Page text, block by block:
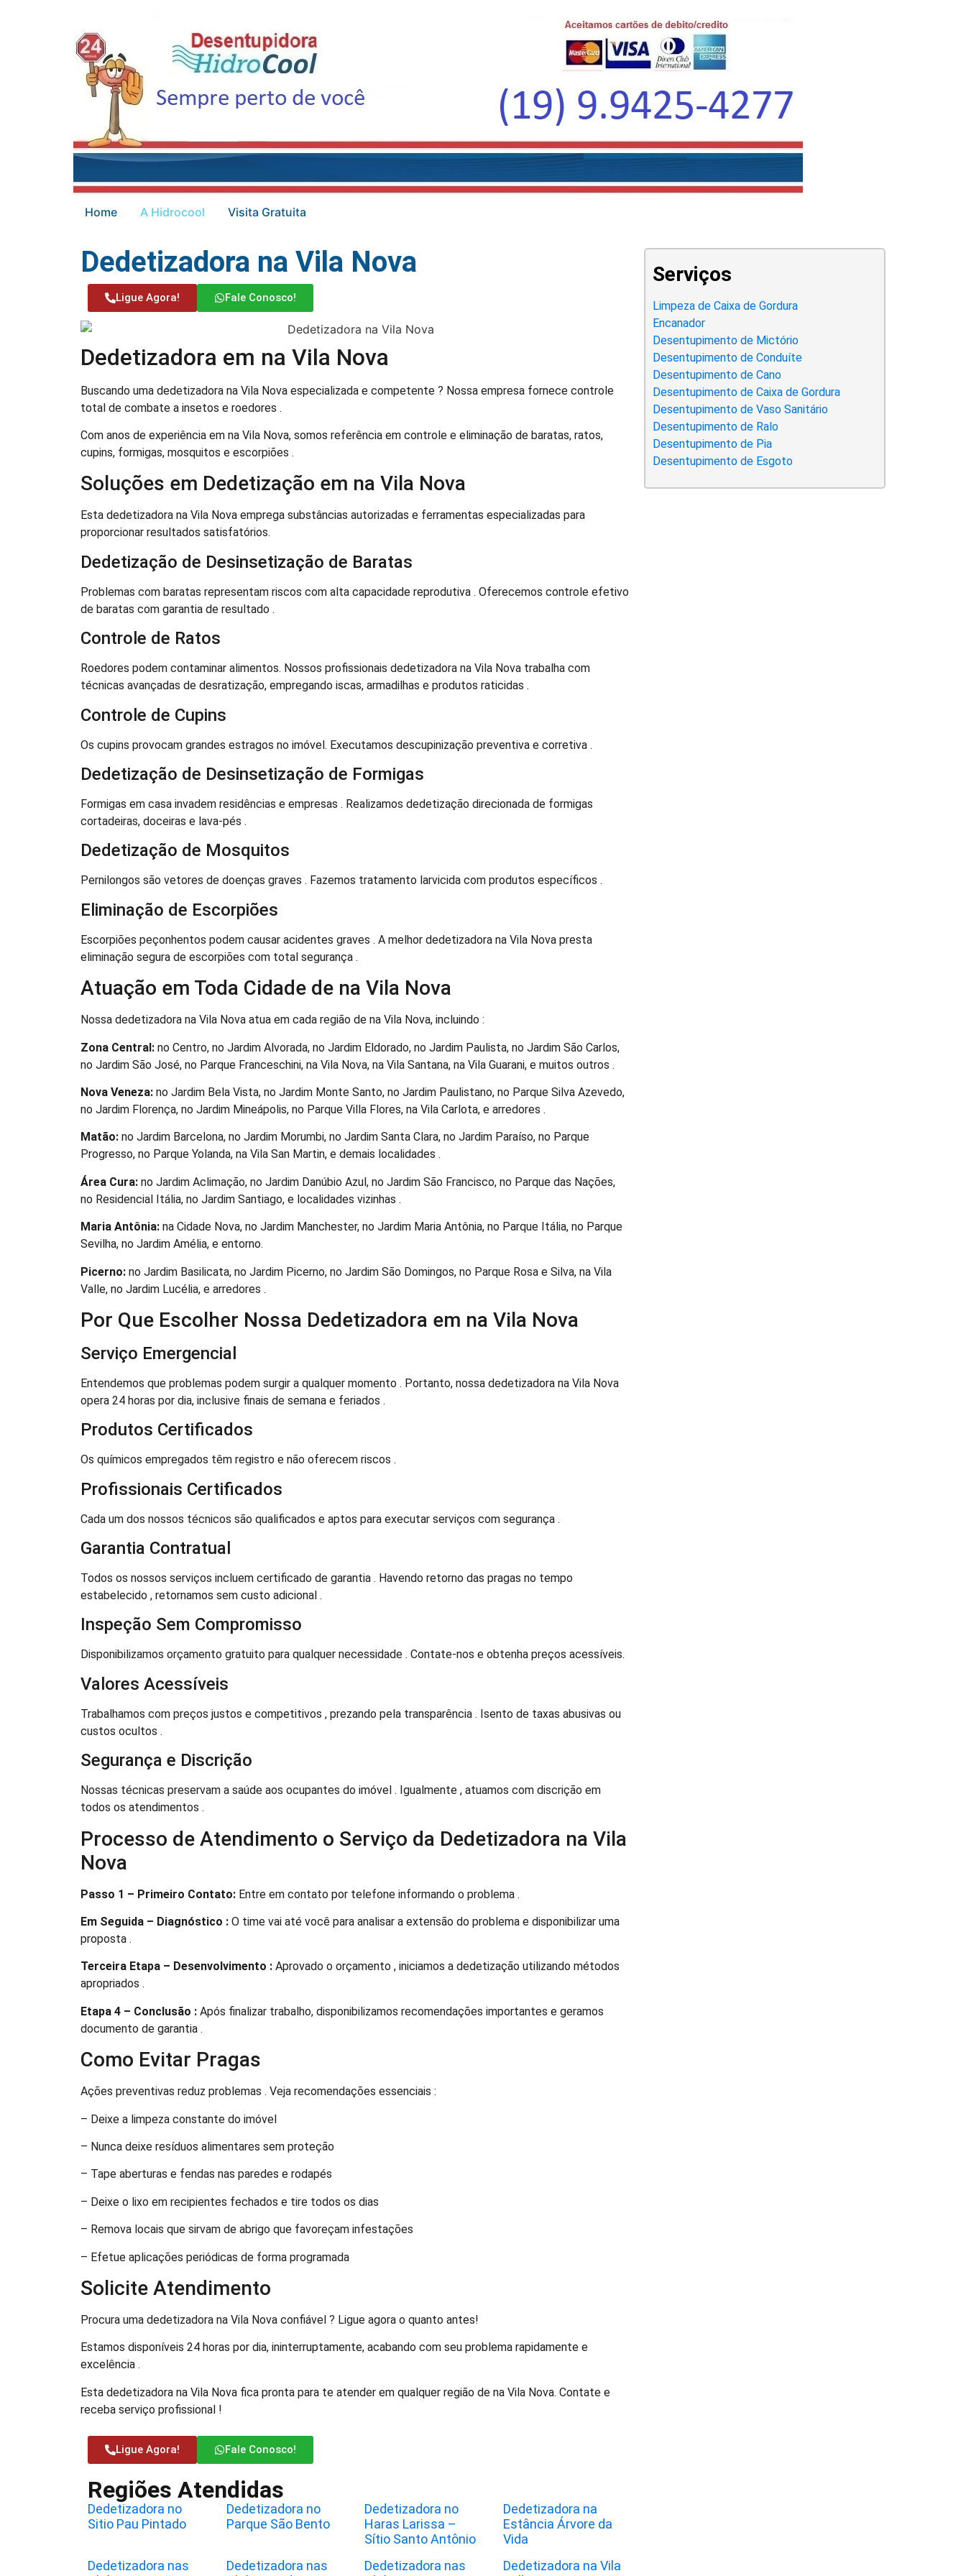
Home A Hidrocool Visita Gratuita
Dedetizadora na Vila Nova
Ligue Agora! Fale Conosco!
Dedetizadora em na Vila Nova
Buscando uma dedetizadora na Vila Nova especializada e competente ? Nossa empresa fornece controle
total de combate a insetos e roedores .
Com anos de experiência em na Vila Nova, somos referência em controle e eliminação de baratas, ratos,
cupins, formigas, mosquitos e escorpiões .
Soluções em Dedetização em na Vila Nova
Esta dedetizadora na Vila Nova emprega substâncias autorizadas e ferramentas especializadas para
proporcionar resultados satisfatórios.
Dedetização de Desinsetização de Baratas
Problemas com baratas representam riscos com alta capacidade reprodutiva . Oferecemos controle efetivo
de baratas com garantia de resultado .
Controle de Ratos
Roedores podem contaminar alimentos. Nossos profissionais dedetizadora na Vila Nova trabalha com
técnicas avançadas de desratização, empregando iscas, armadilhas e produtos raticidas .
Controle de Cupins
Os cupins provocam grandes estragos no imóvel. Executamos descupinização preventiva e corretiva .
Dedetização de Desinsetização de Formigas
Formigas em casa invadem residências e empresas . Realizamos dedetização direcionada de formigas
cortadeiras, doceiras e lava-pés .
Dedetização de Mosquitos
Pernilongos são vetores de doenças graves . Fazemos tratamento larvicida com produtos específicos .
Eliminação de Escorpiões
Escorpiões peçonhentos podem causar acidentes graves . A melhor dedetizadora na Vila Nova presta
eliminação segura de escorpiões com total segurança .
Atuação em Toda Cidade de na Vila Nova
Nossa dedetizadora na Vila Nova atua em cada região de na Vila Nova, incluindo :
Zona Central: no Centro, no Jardim Alvorada, no Jardim Eldorado, no Jardim Paulista, no Jardim São Carlos,
no Jardim São José, no Parque Franceschini, na Vila Nova, na Vila Santana, na Vila Guarani, e muitos outros .
Nova Veneza: no Jardim Bela Vista, no Jardim Monte Santo, no Jardim Paulistano, no Parque Silva Azevedo,
no Jardim Florença, no Jardim Mineápolis, no Parque Villa Flores, na Vila Carlota, e arredores .
Matão: no Jardim Barcelona, no Jardim Morumbi, no Jardim Santa Clara, no Jardim Paraíso, no Parque
Progresso, no Parque Yolanda, na Vila San Martin, e demais localidades .
Área Cura: no Jardim Aclimação, no Jardim Danúbio Azul, no Jardim São Francisco, no Parque das Nações,
no Residencial Itália, no Jardim Santiago, e localidades vizinhas .
Maria Antônia: na Cidade Nova, no Jardim Manchester, no Jardim Maria Antônia, no Parque Itália, no Parque
Sevilha, no Jardim Amélia, e entorno.
Picerno: no Jardim Basilicata, no Jardim Picerno, no Jardim São Domingos, no Parque Rosa e Silva, na Vila
Valle, no Jardim Lucélia, e arredores .
Por Que Escolher Nossa Dedetizadora em na Vila Nova
Serviço Emergencial
Entendemos que problemas podem surgir a qualquer momento . Portanto, nossa dedetizadora na Vila Nova
opera 24 horas por dia, inclusive finais de semana e feriados .
Produtos Certificados
Os químicos empregados têm registro e não oferecem riscos .
Profissionais Certificados
Cada um dos nossos técnicos são qualificados e aptos para executar serviços com segurança .
Garantia Contratual
Todos os nossos serviços incluem certificado de garantia . Havendo retorno das pragas no tempo
estabelecido , retornamos sem custo adicional .
Inspeção Sem Compromisso
Disponibilizamos orçamento gratuito para qualquer necessidade . Contate-nos e obtenha preços acessíveis.
Valores Acessíveis
Trabalhamos com preços justos e competitivos , prezando pela transparência . Isento de taxas abusivas ou
custos ocultos .
Segurança e Discrição
Nossas técnicas preservam a saúde aos ocupantes do imóvel . Igualmente , atuamos com discrição em
todos os atendimentos .
Processo de Atendimento o Serviço da Dedetizadora na Vila
Nova
Passo 1 – Primeiro Contato: Entre em contato por telefone informando o problema .
Em Seguida – Diagnóstico : O time vai até você para analisar a extensão do problema e disponibilizar uma
proposta .
Terceira Etapa – Desenvolvimento : Aprovado o orçamento , iniciamos a dedetização utilizando métodos
apropriados .
Etapa 4 – Conclusão : Após finalizar trabalho, disponibilizamos recomendações importantes e geramos
documento de garantia .
Como Evitar Pragas
Ações preventivas reduz problemas . Veja recomendações essenciais :
– Deixe a limpeza constante do imóvel
– Nunca deixe resíduos alimentares sem proteção
– Tape aberturas e fendas nas paredes e rodapés
– Deixe o lixo em recipientes fechados e tire todos os dias
– Remova locais que sirvam de abrigo que favoreçam infestações
– Efetue aplicações periódicas de forma programada
Solicite Atendimento
Procura uma dedetizadora na Vila Nova confiável ? Ligue agora o quanto antes!
Estamos disponíveis 24 horas por dia, ininterruptamente, acabando com seu problema rapidamente e
excelência .
Esta dedetizadora na Vila Nova fica pronta para te atender em qualquer região de na Vila Nova. Contate e
receba serviço profissional !
Ligue Agora! Fale Conosco!
Regiões Atendidas
Dedetizadora no
Sitio Pau Pintado
Dedetizadora no
Parque São Bento
Dedetizadora no
Haras Larissa –
Sítio Santo Antônio
Dedetizadora na
Estância Árvore da
Vida
Dedetizadora nas
Dedetizadora nas
Dedetizadora nas
Dedetizadora na Vila
Serviços
Limpeza de Caixa de Gordura
Encanador
Desentupimento de Mictório
Desentupimento de Conduíte
Desentupimento de Cano
Desentupimento de Caixa de Gordura
Desentupimento de Vaso Sanitário
Desentupimento de Ralo
Desentupimento de Pia
Desentupimento de Esgoto